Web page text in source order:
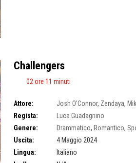
Challengers
02 ore 11 minuti
Attore: Josh O'Connor, Zendaya,
Regista:
Luca Guadagnino
Genere:
Drammatico, Romantico,
Uscita:
4 Maggio 2024
Lingua:
Italiano